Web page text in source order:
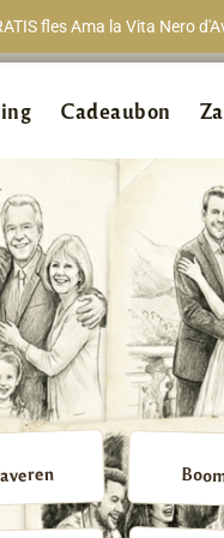
fles Ama la Vita Nero
98% van onze
Cadeaubon